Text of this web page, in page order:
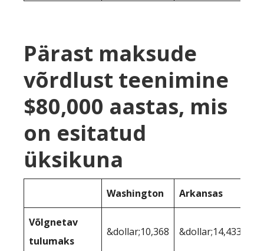
Pärast maksude
võrdlust teenimine
$80,000 aastas, mis
on esitatud
üksikuna
Washington Arkansas
Võlgnetav
tulumaks
&dollar;10,368 &dollar;14,433